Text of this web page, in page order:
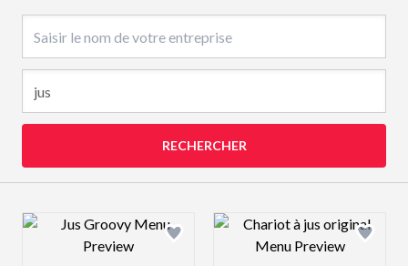
RECHERCHER
Design preview image Design preview